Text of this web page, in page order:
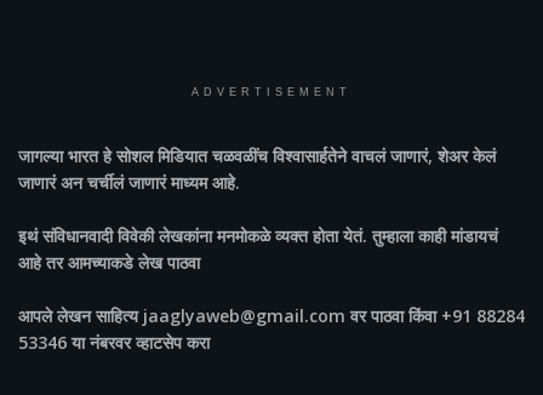
ADVERTISEMENT
जागल्या भारतहे सोशल मिडियात चळवळींच विश्वासार्हतेने वाचलं जाणारं, शेअर केलं
जाणारं अन चर्चीलं जाणारं माध्यम आहे.
इथं संविधानवादी विवेकी लेखकांना मनमोकळे व्यक्त होता येतं. तुम्हाला काही मांडायचं
आहे तर आमच्याकडे लेख पाठवा
आपले लेखन साहित्य jaaglyaweb@gmail.com वर पाठवा किंवा +91 88284
53346 या नंबरवर व्हाटसेप करा